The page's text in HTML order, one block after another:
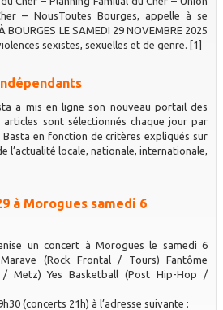
– NousToutes Bourges, appelle à se
BOURGES LE SAMEDI 29 NOVEMBRE 2025
sexistes, sexuelles et de genre. [1]
a mis en ligne son nouveau portail des
articles sont sélectionnés chaque jour par
Basta en fonction de critères expliqués sur
l’actualité locale, nationale, internationale,
à Morogues samedi 6
un concert à Morogues le samedi 6
(Rock Frontal / Tours) Fantôme
/ Metz) Yes Basketball (Post Hip-Hop /
(concerts 21h) à l’adresse suivante :